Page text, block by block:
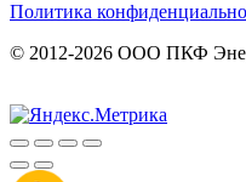
Политика
© 2012-2026 ООО ПКФ